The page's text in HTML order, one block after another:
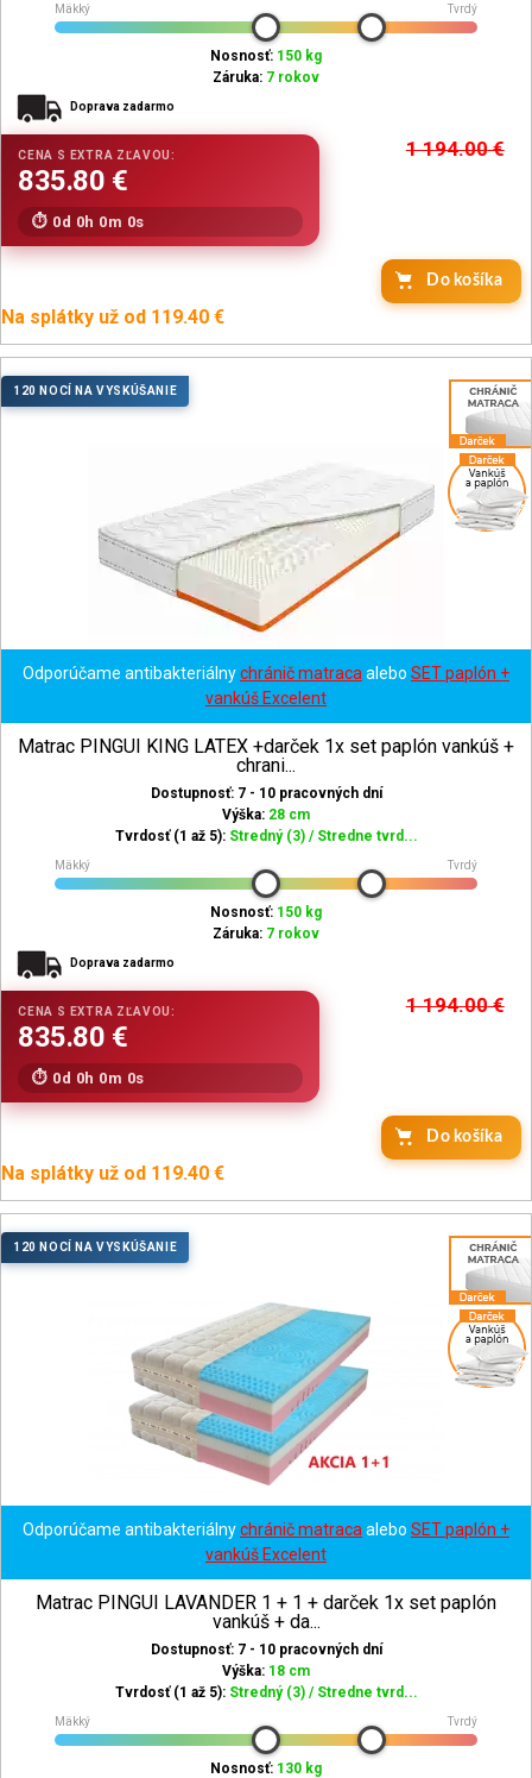
Mäkký Tvrdý
Nosnosť: 150 kg
Záruka: 7 rokov
Doprava zadarmo
1 194.00€
0d 0h 0m 0s
Na splátky už od 119.40 €
120 NOCÍ NA VYSKÚŠANIE
Odporúčame antibakteriálnychránič matraca alebo SET paplón +
vankúš Excelent
Matrac PINGUI KING LATEX +darček 1x set paplón vankúš +
chrani...
Dostupnosť: 7 - 10 pracovných dní
Výška: 28 cm
Tvrdosť (1 až 5): Stredný (3) / Stredne tvrd...
Mäkký Tvrdý
Nosnosť: 150 kg
Záruka: 7 rokov
Doprava zadarmo
1 194.00€
0d 0h 0m 0s
Na splátky už od 119.40 €
120 NOCÍ NA VYSKÚŠANIE
Odporúčame antibakteriálnychránič matraca alebo SET paplón +
vankúš Excelent
Matrac PINGUI LAVANDER 1 + 1 + darček 1x set paplón
vankúš + da...
Dostupnosť: 7 - 10 pracovných dní
Výška: 18 cm
Tvrdosť (1 až 5): Stredný (3) / Stredne tvrd...
Mäkký Tvrdý
Nosnosť: 130 kg